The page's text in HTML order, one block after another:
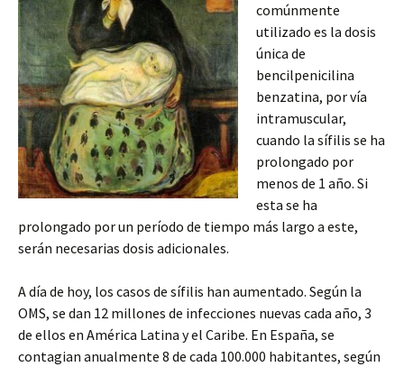
comúnmente
utilizado es la dosis
única de
bencilpenicilina
benzatina, por vía
intramuscular,
cuando la sífilis se ha
prolongado por
menos de 1 año. Si
esta se ha
prolongado por un período de tiempo más largo a este,
serán necesarias dosis adicionales.
A día de hoy, los casos de sífilis han aumentado. Según la
OMS, se dan 12 millones de infecciones nuevas cada año, 3
de ellos en América Latina y el Caribe. En España, se
contagian anualmente 8 de cada 100.000 habitantes, según